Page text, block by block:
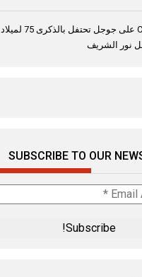
على
جوجل تحتفل بالذكرى 75 لميلاد
نور الشريف
SUBSCRIBE TO OUR